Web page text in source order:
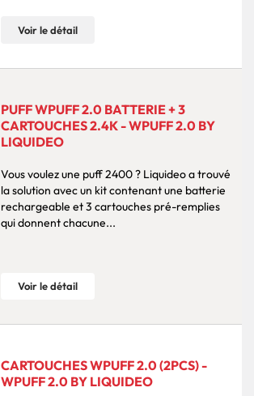
Voir le détail
PUFF WPUFF 2.0 BATTERIE + 3
CARTOUCHES 2.4K - WPUFF 2.0 BY
LIQUIDEO
Vous voulez une puff 2400 ? Liquideo a trouvé
la solution avec un kit contenant une batterie
rechargeable et 3 cartouches pré-remplies
qui donnent chacune...
Voir le détail
CARTOUCHES WPUFF 2.0 (2PCS) -
WPUFF 2.0 BY LIQUIDEO